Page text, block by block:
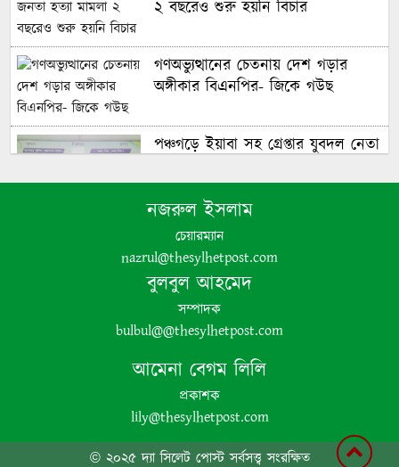
২ বছরেও শুরু হয়নি বিচার
গণঅভ্যুত্থানের চেতনায় দেশ গড়ার
অঙ্গীকার বিএনপির- জিকে গউছ
পঞ্চগড়ে ইয়াবা সহ গ্রেপ্তার যুবদল নেতা
পঞ্চগড়ে এক শিক্ষককে গাছে বেঁধে
মধ্যযুগীয় কায়দায় নির্যাতন, থানায়
এজাহার দায়ের
শেখ হাসিনার দুঃসাহসিক ডিসেম্বর
নজরুল ইসলাম
চেয়ারম্যান
nazrul@thesylhetpost.com
বুলবুল আহমেদ
সম্পাদক
bulbul@@thesylhetpost.com
আমেনা বেগম লিলি
প্রকাশক
lily@thesylhetpost.com
© ২০২৫ দ্যা সিলেট পোস্ট সর্বসত্ত্ব সংরক্ষিত